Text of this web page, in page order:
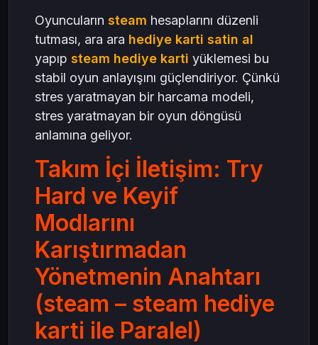
Oyuncuların steam hesaplarını düzenli
tutması, ara ara hediye karti satin al
yapıp steam hediye karti yüklemesi bu
stabil oyun anlayışını güçlendiriyor. Çünkü
stres yaratmayan bir harcama modeli,
stres yaratmayan bir oyun döngüsü
anlamına geliyor.
Takım İçi İletişim: Try
Hard ve Keyif
Modlarını
Karıştırmadan
Yönetmenin Anahtarı
(steam – steam hediye
karti ile Paralel)